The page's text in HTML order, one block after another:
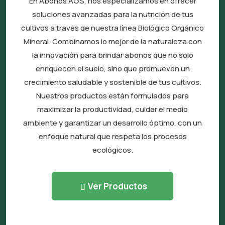
presentación de malla 100, 150 o 200?
¿Cómo determinar la dosis y aplicación
correcta del fertilizante biológico
orgánicomineral?
soluciones avanzadas para la nutrición de tus
cultivos a través de nuestra línea Biológico Orgánico
Mineral. Combinamos lo mejor de la naturaleza con
la innovación para brindar abonos que no solo
enriquecen el suelo, sino que promueven un
crecimiento saludable y sostenible de tus cultivos.
Nuestros productos están formulados para
maximizar la productividad, cuidar el medio
ambiente y garantizar un desarrollo óptimo, con un
enfoque natural que respeta los procesos
ecológicos.
Ver Productos